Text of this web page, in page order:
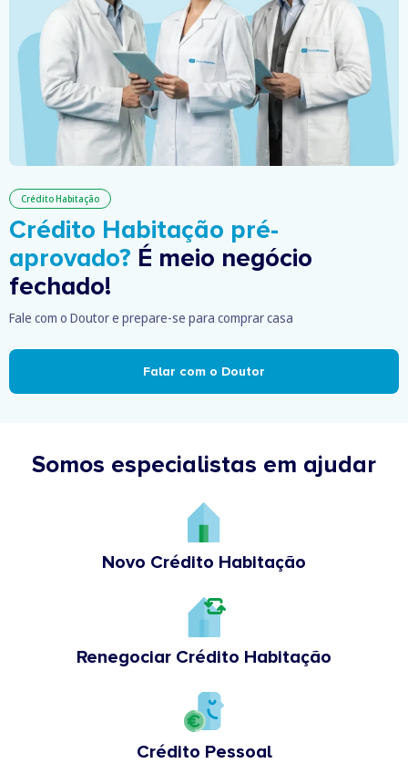
Crédito Habitação
Crédito Habitação pré-
aprovado? É meio negócio
fechado!
Fale com o Doutor e prepare-se para comprar casa
Falar com o Doutor
Somos especialistas em ajudar
Novo Crédito Habitação
Renegociar Crédito Habitação
Crédito Pessoal